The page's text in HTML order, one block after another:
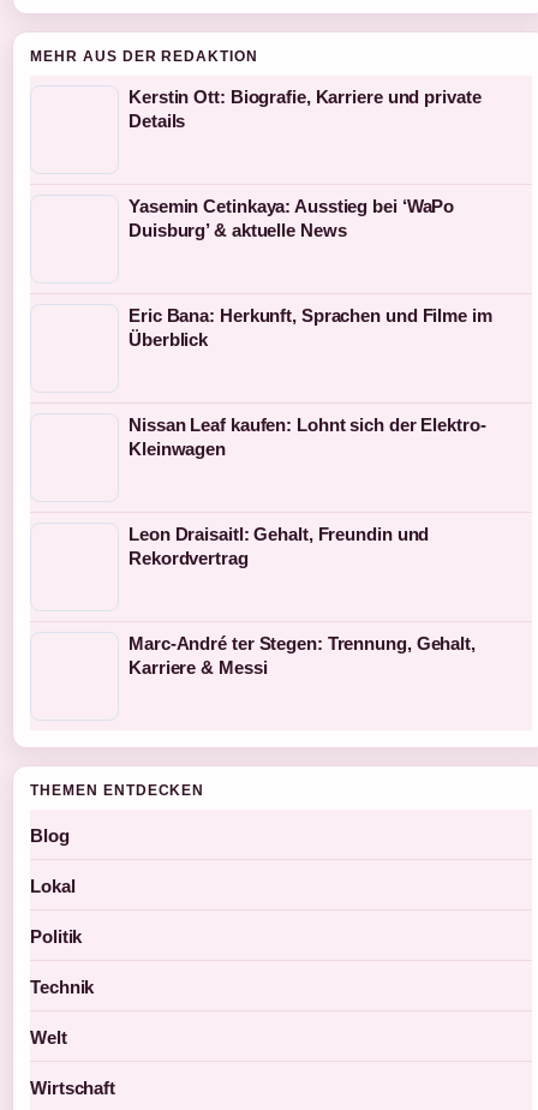
MEHR AUS DER REDAKTION
Kerstin Ott: Biografie, Karriere und private
Details
Yasemin Cetinkaya: Ausstieg bei ‘WaPo
Duisburg’ & aktuelle News
Eric Bana: Herkunft, Sprachen und Filme im
Überblick
Nissan Leaf kaufen: Lohnt sich der Elektro-
Kleinwagen
Leon Draisaitl: Gehalt, Freundin und
Rekordvertrag
Marc-André ter Stegen: Trennung, Gehalt,
Karriere & Messi
THEMEN ENTDECKEN
Blog
Lokal
Politik
Technik
Welt
Wirtschaft